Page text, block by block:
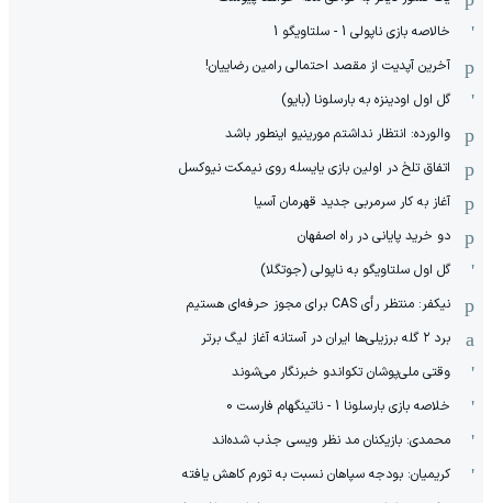
خالاصه بازی ناپولی 1 - سلتاویگو 1
آخرین آپدیت از مقصد احتمالی رامین رضاییان!
گل اول اودینزه به بارسلونا (بایو)
والورده: انتظار نداشتم مورینیو اینطور باشد
اتفاق تلخ در اولین بازی یایسله روی نیمکت نیوکسل
آغاز به کار سرمربی جدید قهرمان آسیا
دو خرید پایانی در راه اصفهان
گل اول سلتاویگو به ناپولی (جوتگلا)
نیکفر: منتظر رأی CAS برای مجوز حرفه‌ای هستیم
برد ۲ گله برزیلی‌ها ایران در آستانه آغاز لیگ برتر
وقتی ملی‌پوشان تکواندو خبرنگار می‌شوند
خلاصه بازی بارسلونا 1 - ناتینگهام فارست 0
محمدی: بازیکنان مد نظر ویسی جذب شده‌اند
کریمیان: بودجه سپاهان نسبت به تورم کاهش یافته